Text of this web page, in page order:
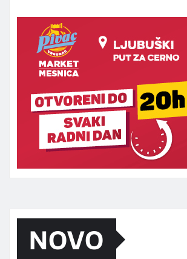
NOVO